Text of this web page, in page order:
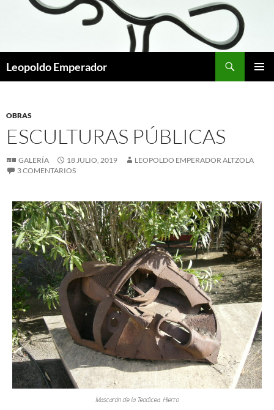
Leopoldo Emperador
OBRAS
ESCULTURAS PÚBLICAS
GALERÍA 18 JULIO, 2019
LEOPOLDO EMPERADOR ALTZOLA
3 COMENTARIOS
Mascarón de la Teodicea. Hierro